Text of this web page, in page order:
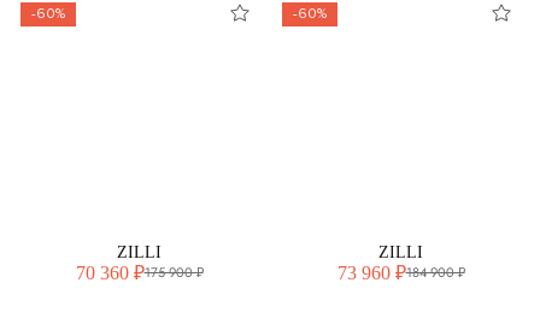
-60%
ZILLI
70 360 ₽175 900 ₽
-60%
ZILLI
73 960 ₽184 900 ₽